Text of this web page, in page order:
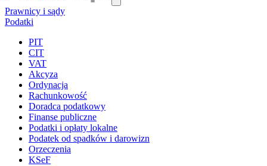
Prawnicy i sądy
Podatki
PIT
CIT
VAT
Akcyza
Ordynacja
Rachunkowość
Doradca podatkowy
Finanse publiczne
Podatki i opłaty lokalne
Podatek od spadków i darowizn
Orzeczenia
KSeF